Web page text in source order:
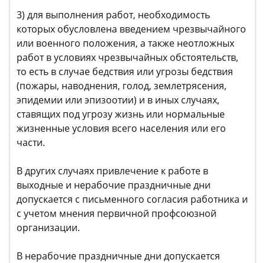
3) для выполнения работ, необходимость
которых обусловлена введением чрезвычайного
или военного положения, а также неотложных
работ в условиях чрезвычайных обстоятельств,
то есть в случае бедствия или угрозы бедствия
(пожары, наводнения, голод, землетрясения,
эпидемии или эпизоотии) и в иных случаях,
ставящих под угрозу жизнь или нормальные
жизненные условия всего населения или его
части.
В других случаях привлечение к работе в
выходные и нерабочие праздничные дни
допускается с письменного согласия работника и
с учетом мнения первичной профсоюзной
организации.
В нерабочие праздничные дни допускается